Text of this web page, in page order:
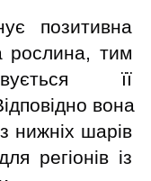
позитивна
рослина, тим
її
вона
нижніх шарів
регіонів із